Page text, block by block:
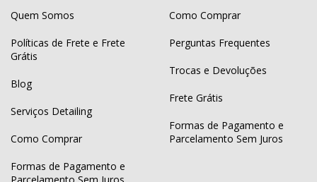
Quem Somos
Políticas de Frete e Frete
Grátis
Blog
Serviços Detailing
Como Comprar
Formas de Pagamento e
Parcelamento Sem Juros
Como Comprar
Perguntas Frequentes
Trocas e Devoluções
Frete Grátis
Formas de Pagamento e
Parcelamento Sem Juros